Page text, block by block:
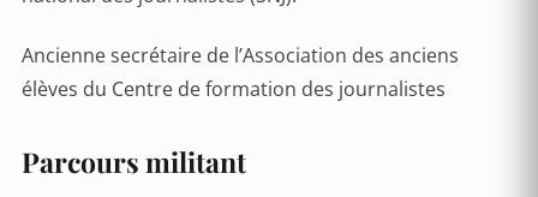
Ancienne secrétaire de l’Association des anciens
élèves du Centre de formation des journalistes
Parcours militant